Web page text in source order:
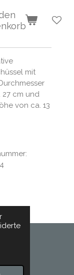
mit
27 cm und
von ca. 13